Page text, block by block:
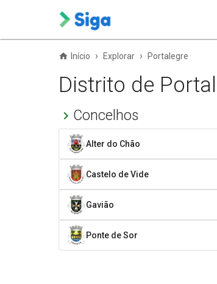
Início › Explorar › Portalegre
Distrito de
Concelhos
Alter do Chão
Castelo de Vide
Gavião
Ponte de Sor